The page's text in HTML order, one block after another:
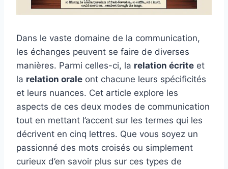
Dans le vaste domaine de la communication,
les échanges peuvent se faire de diverses
manières. Parmi celles-ci, la relation écrite et
la relation orale ont chacune leurs spécificités
et leurs nuances. Cet article explore les
aspects de ces deux modes de communication
tout en mettant l’accent sur les termes qui les
décrivent en cinq lettres. Que vous soyez un
passionné des mots croisés ou simplement
curieux d’en savoir plus sur ces types de